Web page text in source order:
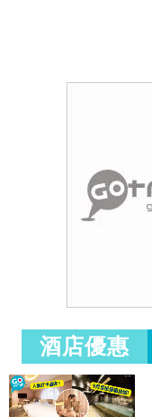
酒店優惠